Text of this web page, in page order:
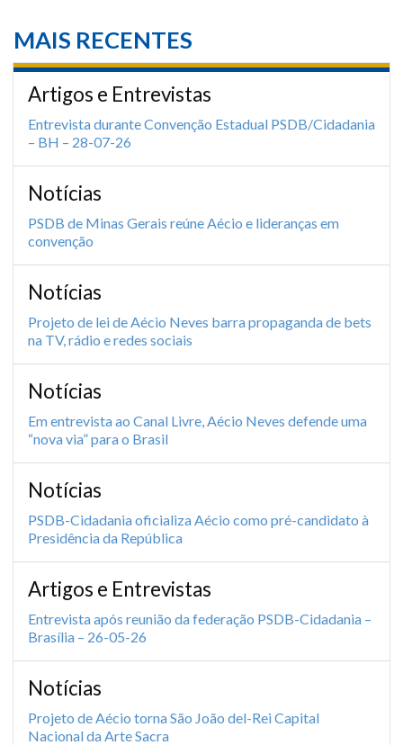
MAIS RECENTES
Artigos e Entrevistas
Entrevista durante Convenção Estadual PSDB/Cidadania
– BH – 28-07-26
Notícias
PSDB de Minas Gerais reúne Aécio e lideranças em
convenção
Notícias
Projeto de lei de Aécio Neves barra propaganda de bets
na TV, rádio e redes sociais
Notícias
Em entrevista ao Canal Livre, Aécio Neves defende uma
“nova via” para o Brasil
Notícias
PSDB-Cidadania oficializa Aécio como pré-candidato à
Presidência da República
Artigos e Entrevistas
Entrevista após reunião da federação PSDB-Cidadania –
Brasília – 26-05-26
Notícias
Projeto de Aécio torna São João del-Rei Capital
Nacional da Arte Sacra